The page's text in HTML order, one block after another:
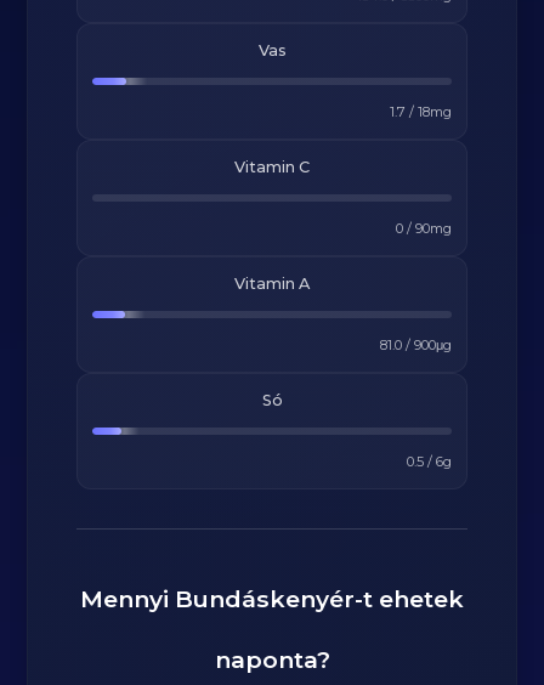
Vas
1.7 / 18mg
Vitamin C
0/ 90mg
Vitamin A
81.0/ 900μg
Só
0.5/ 6g
Mennyi Bundáskenyér-t ehetek
naponta?